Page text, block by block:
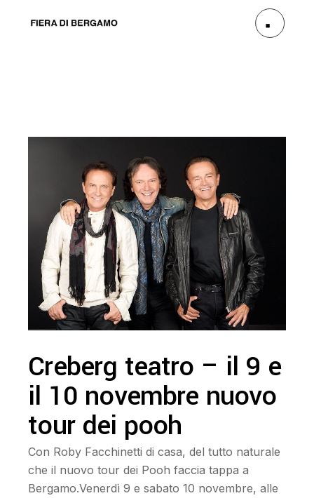
Creberg teatro – il 9 e
il 10 novembre nuovo
tour dei pooh
Con Roby Facchinetti di casa, del tutto naturale
che il nuovo tour dei Pooh faccia tappa a
Bergamo.Venerdì 9 e sabato 10 novembre, alle